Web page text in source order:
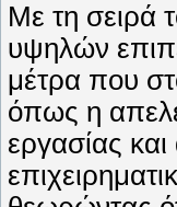
Mε τη σειρά
υψηλών
μέτρα που
όπως η
εργασίας